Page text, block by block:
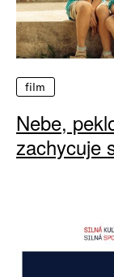
film
Nebe,
zachycuje